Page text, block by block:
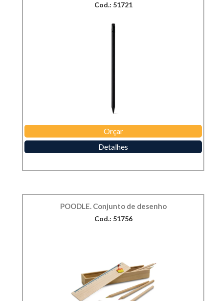
Cod.: 51721
Orçar
Detalhes
POODLE. Conjunto de desenho
Cod.: 51756